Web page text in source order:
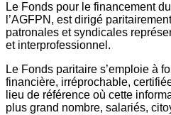
Le Fonds pour le financement
l’AGFPN, est dirigé
patronales et syndicales
et interprofessionnel.
Le Fonds paritaire s’emploie à
financière, irréprochable,
lieu de référence où cette
plus grand nombre, salariés,